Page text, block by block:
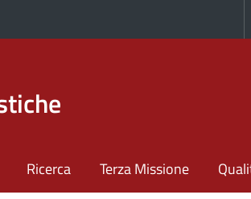
Ricerca Terza Missione